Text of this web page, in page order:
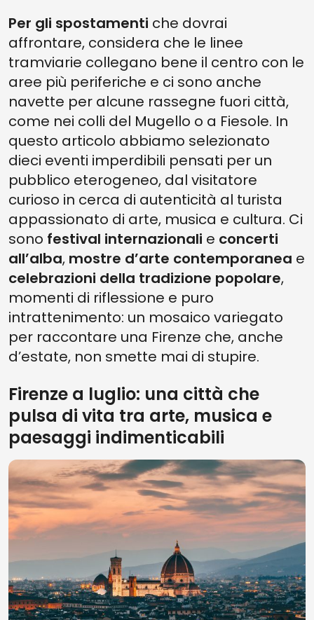
Per gli spostamenti che dovrai
affrontare, considera che le linee
tramviarie collegano bene il centro con le
aree più periferiche e ci sono anche
navette per alcune rassegne fuori città,
come nei colli del Mugello o a Fiesole. In
questo articolo abbiamo selezionato
dieci eventi imperdibili pensati per un
pubblico eterogeneo, dal visitatore
curioso in cerca di autenticità al turista
appassionato di arte, musica e cultura. Ci
sono festival internazionali e concerti
all’alba, mostre d’arte contemporanea e
celebrazioni della tradizione popolare,
momenti di riflessione e puro
intrattenimento: un mosaico variegato
per raccontare una Firenze che, anche
d’estate, non smette mai di stupire.
Firenze a luglio: una città che
pulsa di vita tra arte, musica e
paesaggi indimenticabili